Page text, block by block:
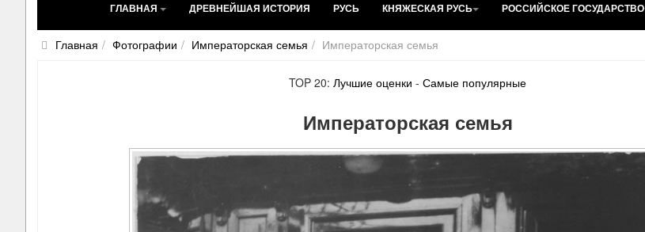
ГЛАВНАЯ ДРЕВНЕЙШАЯ ИСТОРИЯ РУСЬ КНЯЖЕСКАЯ РУСЬ РОССИЙСКОЕ ГОСУДАРСТВО
Главная Фотографии Императорская семья Императорская семья
TOP 20:Лучшие оценки -Самые популярные
Императорская семья